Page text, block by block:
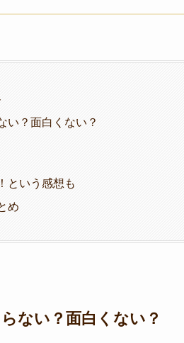
い？面白くない？
という感想も
め
ない？面白くない？